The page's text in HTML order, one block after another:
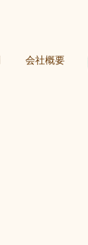
会社概要